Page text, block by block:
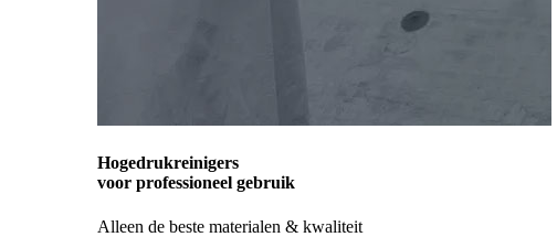
Hogedrukreinigers
voor professioneel gebruik
Alleen de beste materialen & kwaliteit